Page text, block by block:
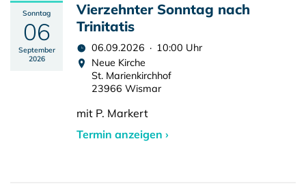
Sonntag
06
September
2026
Vierzehnter Sonntag nach
Trinitatis
06.09.2026 · 10:00 Uhr
Neue Kirche
St. Marienkirchhof
23966 Wismar
mit P. Markert
Termin anzeigen ›